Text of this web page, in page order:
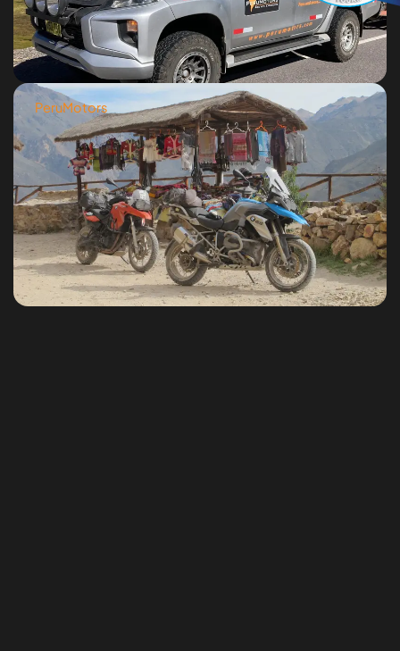
PeruMotors